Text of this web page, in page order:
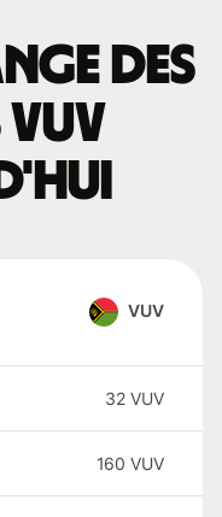
des
VUV
32 VUV
160 VUV